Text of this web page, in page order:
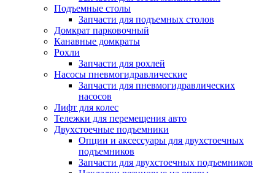
Подъемные столы
Запчасти для подъемных столов
Домкрат парковочный
Канавные домкраты
Рохли
Запчасти для рохлей
Насосы пневмогидравлические
Запчасти для пневмогидравлических
насосов
Лифт для колес
Тележки для перемещения авто
Двухстоечные подъемники
Опции и аксессуары для двухстоечных
подъемников
Запчасти для двухстоечных подъемников